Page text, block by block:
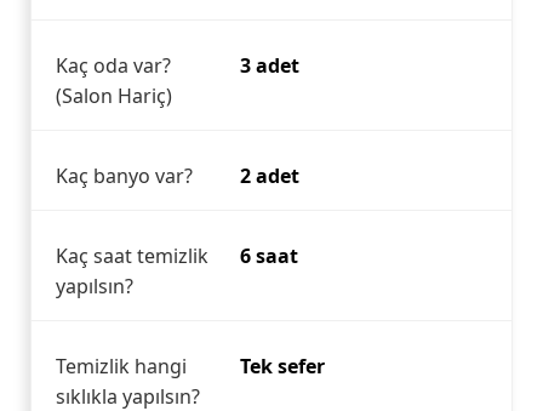
Kaç oda var?
(Salon Hariç)
3 adet
Kaç banyo var? 2 adet
Kaç saat temizlik
yapılsın?
6 saat
Temizlik hangi
sıklıkla yapılsın?
Tek sefer